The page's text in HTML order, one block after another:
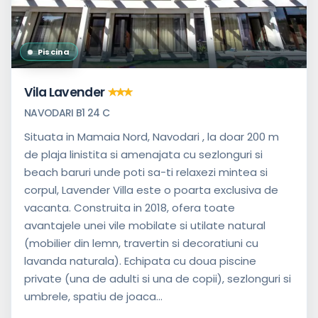
Neclasificat
Facilități
Acceptă
de
vacanță
Are
distanță
până
la
plajă
Acces
la
bucatarie
Parcare
Piscina
Vila Lavender
NAVODARI B1 24 C
Situata in Mamaia Nord, Navodari , la doar 200 m
de plaja linistita si amenajata cu sezlonguri si
beach baruri unde poti sa-ti relaxezi mintea si
corpul, Lavender Villa este o poarta exclusiva de
vacanta. Construita in 2018, ofera toate
avantajele unei vile mobilate si utilate natural
(mobilier din lemn, travertin si decoratiuni cu
lavanda naturala). Echipata cu doua piscine
private (una de adulti si una de copii), sezlonguri si
umbrele, spatiu de joaca...